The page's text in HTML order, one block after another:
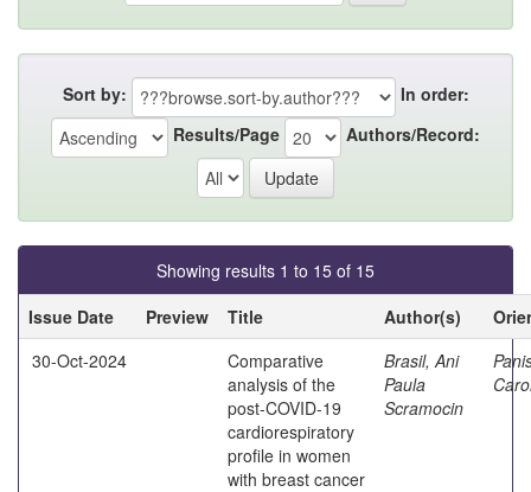
Sort by:
In order:
Results/Page
Authors/Record:
Showing results 1 to 15 of 15
Issue Date
Preview Title Author(s)
30-Oct-2024
Comparative
analysis of the
post-COVID-19
cardiorespiratory
profile in women
with breast cancer
Brasil, Ani
Paula
Scramocin